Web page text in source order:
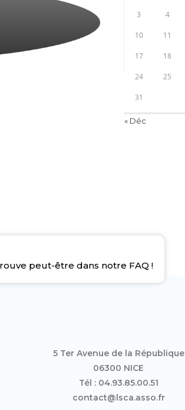
3 4
10 11
17 18
24 25
31
« Déc
peut-être dans notre FAQ !
5 Ter Avenue de la République
06300 NICE
Tél : 04.93.85.00.51
contact@lsca.asso.fr